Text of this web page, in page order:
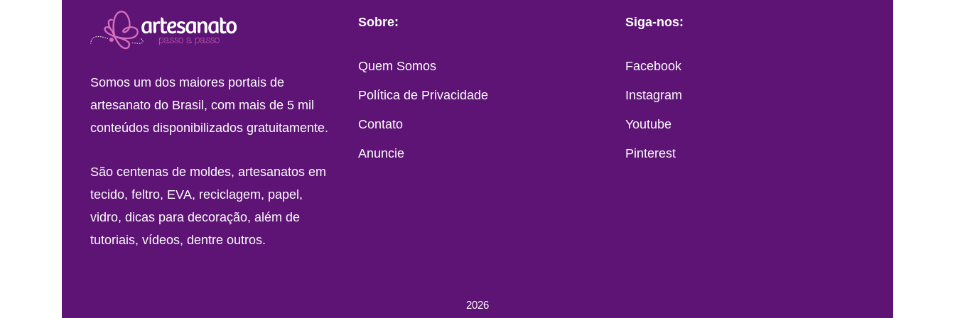
Somos um dos maiores portais de
artesanato do Brasil, com mais de 5 mil
conteúdos disponibilizados gratuitamente.
São centenas de moldes, artesanatos em
tecido, feltro, EVA, reciclagem, papel,
vidro, dicas para decoração, além de
tutoriais, vídeos, dentre outros.
Sobre:
Quem Somos
Política de Privacidade
Contato
Anuncie
Siga-nos:
Facebook
Instagram
Youtube
Pinterest
2026